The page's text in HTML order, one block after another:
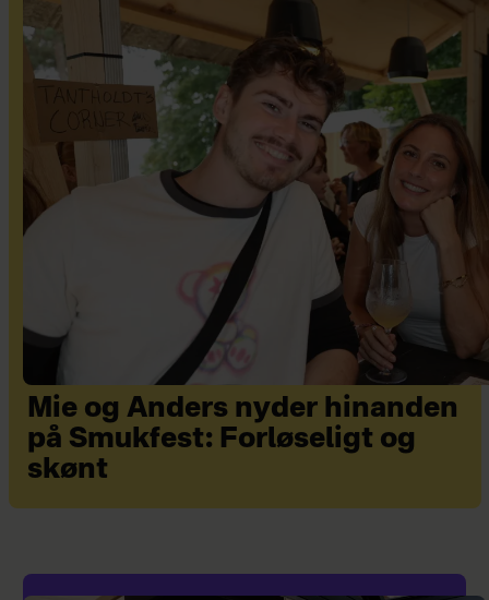
Mie og Anders nyder hinanden
på Smukfest: Forløseligt og
skønt